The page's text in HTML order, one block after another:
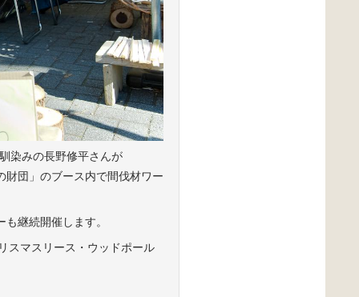
染みの長野修平さんが
財団」のブース内で間伐材ワー
継続開催します。
スマスリース・ウッドポール